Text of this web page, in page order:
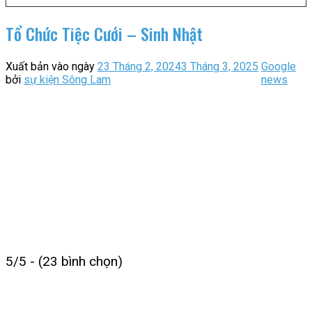
Tổ Chức Tiệc Cưới – Sinh Nhật
Xuất bản vào ngày 23 Tháng 2, 20243 Tháng 3, 2025
bởi sự kiện Sông Lam
Google
news
5/5 - (23 bình chọn)